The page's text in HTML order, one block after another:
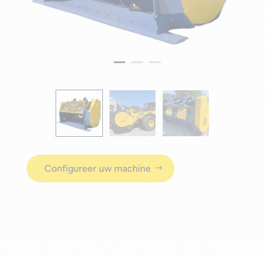
Configureer uw machine